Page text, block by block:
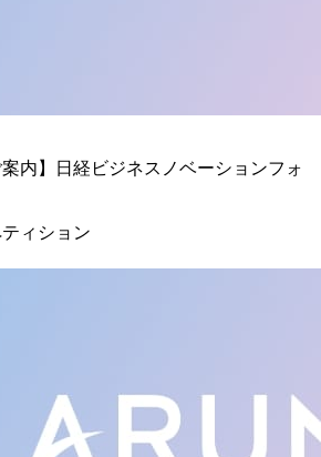
案内】日経ビジネスノベーションフォ
ィション